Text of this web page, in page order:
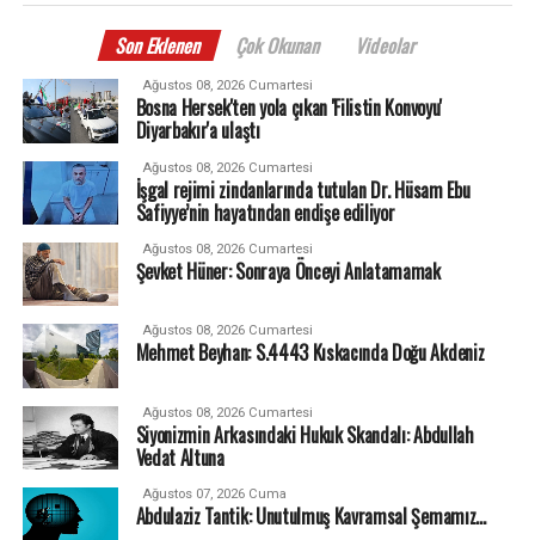
Son Eklenen Çok Okunan Videolar
Ağustos 08, 2026 Cumartesi
Bosna Hersek'ten yola çıkan 'Filistin Konvoyu'
Diyarbakır'a ulaştı
Ağustos 08, 2026 Cumartesi
İşgal rejimi zindanlarında tutulan Dr. Hüsam Ebu
Safiyye’nin hayatından endişe ediliyor
Ağustos 08, 2026 Cumartesi
Şevket Hüner: Sonraya Önceyi Anlatamamak
Ağustos 08, 2026 Cumartesi
Mehmet Beyhan: S.4443 Kıskacında Doğu Akdeniz
Ağustos 08, 2026 Cumartesi
Siyonizmin Arkasındaki Hukuk Skandalı: Abdullah
Vedat Altuna
Ağustos 07, 2026 Cuma
Abdulaziz Tantik: Unutulmuş Kavramsal Şemamız…